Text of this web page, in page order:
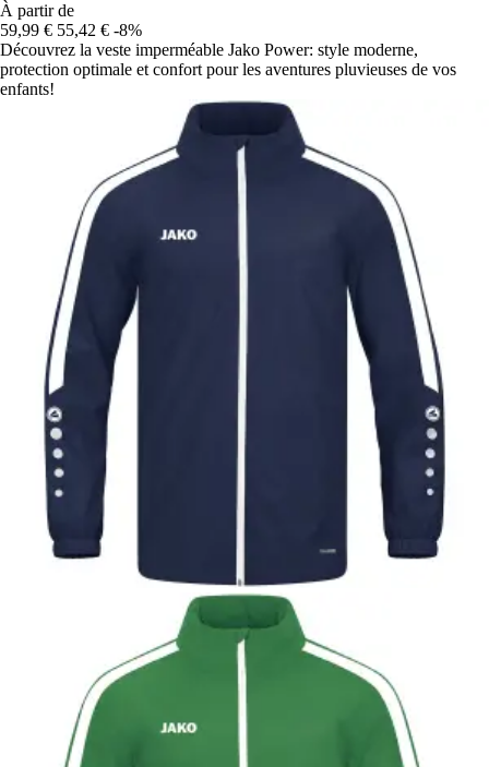
À partir de
59,99 € 55,42 € -8%
Découvrez la veste imperméable Jako Power: style moderne,
protection optimale et confort pour les aventures pluvieuses de vos
enfants!